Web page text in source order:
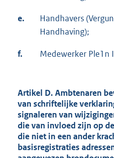
e.
Handhavers
Handhaving);
f. Medewerker Ple1n
Artikel D. Ambtenaren
van schriftelijke
signaleren van
die van invloed zijn op
die niet in een ander
basisregistraties